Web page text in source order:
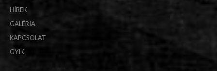
HÍREK
GALÉRIA
KAPCSOLAT
GYIK